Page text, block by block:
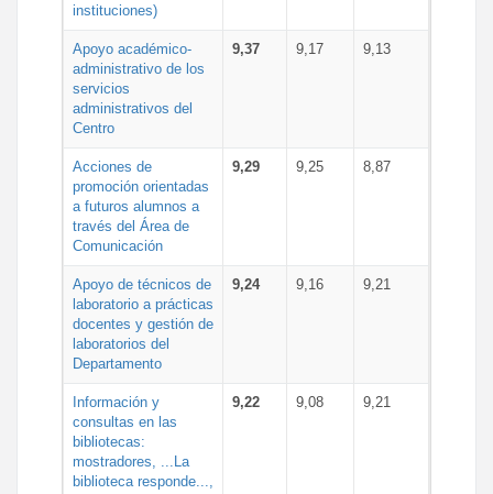
instituciones)
Apoyo académico-
administrativo de los
servicios
administrativos del
Centro
9,37 9,17 9,13
Acciones de
promoción orientadas
a futuros alumnos a
través del Área de
Comunicación
9,29 9,25 8,87
Apoyo de técnicos de
laboratorio a prácticas
docentes y gestión de
laboratorios del
Departamento
9,24 9,16 9,21
Información y
consultas en las
bibliotecas:
mostradores, ...La
biblioteca responde...,
9,22 9,08 9,21